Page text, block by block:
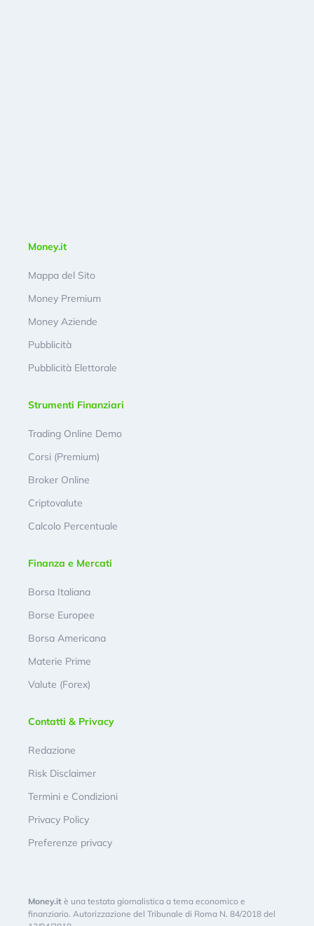
Money.it
Mappa del Sito
Money Premium
Money Aziende
Pubblicità
Pubblicità Elettorale
Strumenti Finanziari
Trading Online Demo
Corsi (Premium)
Broker Online
Criptovalute
Calcolo Percentuale
Finanza e Mercati
Borsa Italiana
Borse Europee
Borsa Americana
Materie Prime
Valute (Forex)
Contatti & Privacy
Redazione
Risk Disclaimer
Termini e Condizioni
Privacy Policy
Preferenze privacy
Money.it è una testata giornalistica a tema economico e
finanziario. Autorizzazione del Tribunale di Roma N. 84/2018 del